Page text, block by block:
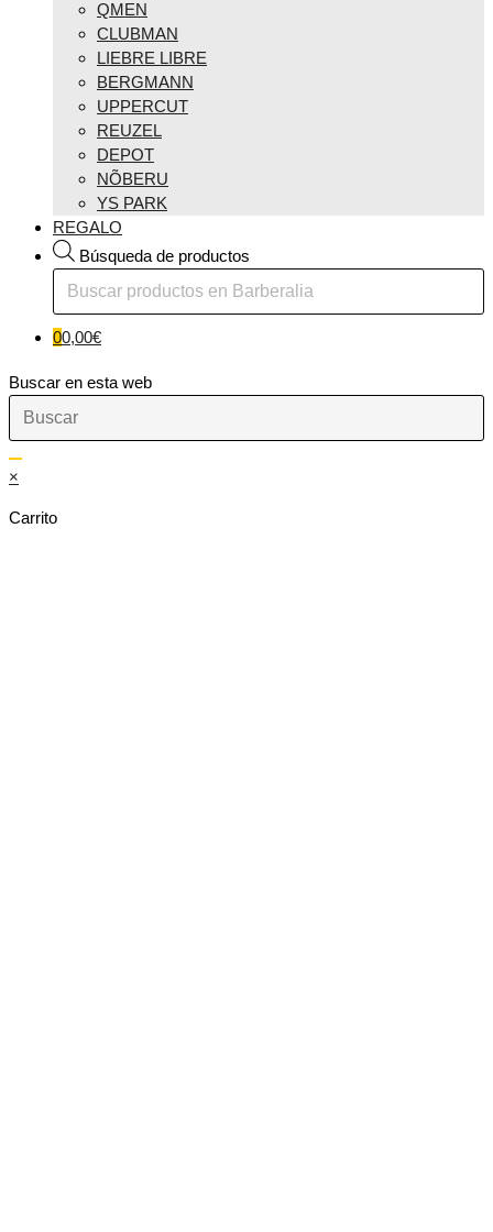
QMEN
CLUBMAN
LIEBRE LIBRE
BERGMANN
UPPERCUT
REUZEL
DEPOT
NÕBERU
YS PARK
REGALO
Búsqueda de productos
00,00€
Buscar en esta web
×
Carrito